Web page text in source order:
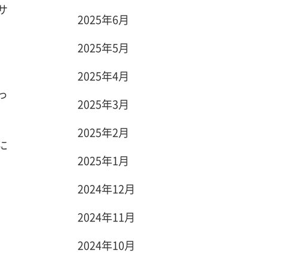
2025年6月
2025年5月
2025年4月
2025年3月
2025年2月
2025年1月
2024年12月
2024年11月
2024年10月